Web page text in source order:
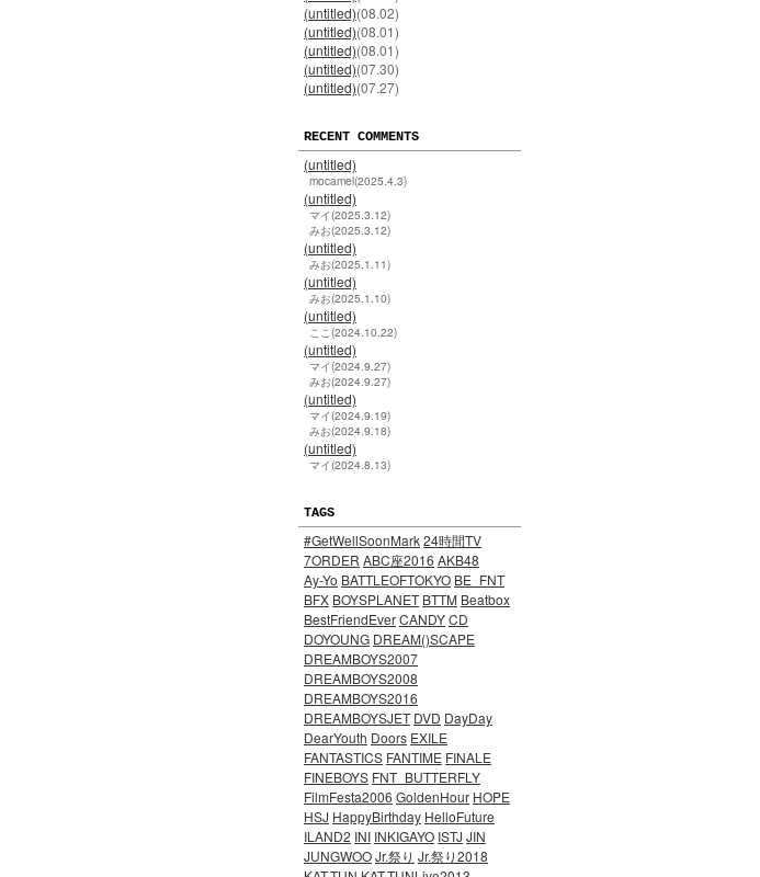
(untitled)(08.02)
(untitled)(08.01)
(untitled)(08.01)
(untitled)(07.30)
(untitled)(07.27)
RECENT COMMENTS
(untitled)
mocamel(2025.4.3)
(untitled)
マイ(2025.3.12)
みお(2025.3.12)
(untitled)
みお(2025.1.11)
(untitled)
みお(2025.1.10)
(untitled)
ここ(2024.10.22)
(untitled)
マイ(2024.9.27)
みお(2024.9.27)
(untitled)
マイ(2024.9.19)
みお(2024.9.18)
(untitled)
マイ(2024.8.13)
TAGS
#GetWellSoonMark24時間TV
7ORDER ABC座2016 AKB48
Ay-Yo BATTLEOFTOKYO BE_FNT
BFX BOYSPLANET BTTM Beatbox
BestFriendEverCANDYCD
DOYOUNG DREAM()SCAPE
DREAMBOYS2007
DREAMBOYS2008
DREAMBOYS2016
DREAMBOYSJET DVD DayDay
DearYouth Doors EXILE
FANTASTICS FANTIME FINALE
FINEBOYS FNT_BUTTERFLY
FilmFesta2006 GoldenHour HOPE
HSJ HappyBirthday HelloFuture
ILAND2 INI INKIGAYO ISTJ JIN
JUNGWOOJr.祭り Jr.祭り2018